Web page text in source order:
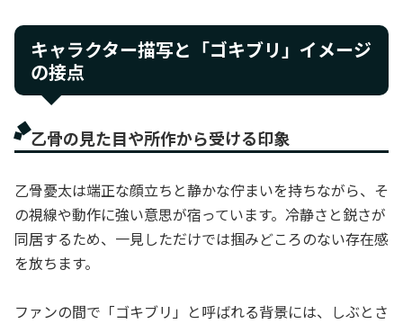
キャラクター描写と「ゴキブリ」イメージ
の接点
乙骨の見た目や所作から受ける印象
乙骨憂太は端正な顔立ちと静かな佇まいを持ちながら、そ
の視線や動作に強い意思が宿っています。冷静さと鋭さが
同居するため、一見しただけでは掴みどころのない存在感
を放ちます。
ファンの間で「ゴキブリ」と呼ばれる背景には、しぶとさ